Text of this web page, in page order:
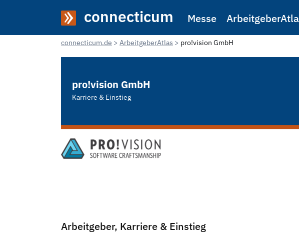
connecticum Messe
connecticum.de ArbeitgeberAtlas pro!vision GmbH
pro!vision GmbH
Karriere & Einstieg
Arbeitgeber, Karriere & Einstieg